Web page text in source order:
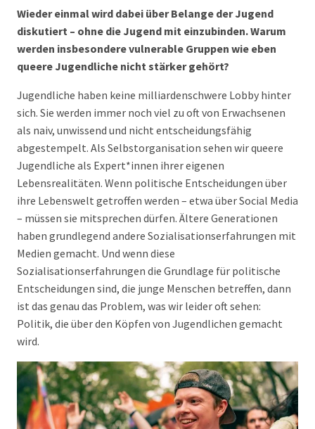
Wieder einmal wird dabei über Belange der Jugend
diskutiert – ohne die Jugend mit einzubinden. Warum
werden insbesondere vulnerable Gruppen wie eben
queere Jugendliche nicht stärker gehört?
Jugendliche haben keine milliardenschwere Lobby hinter
sich. Sie werden immer noch viel zu oft von Erwachsenen
als naiv, unwissend und nicht entscheidungsfähig
abgestempelt. Als Selbstorganisation sehen wir queere
Jugendliche als Expert*innen ihrer eigenen
Lebensrealitäten. Wenn politische Entscheidungen über
ihre Lebenswelt getroffen werden – etwa über Social Media
– müssen sie mitsprechen dürfen. Ältere Generationen
haben grundlegend andere Sozialisationserfahrungen mit
Medien gemacht. Und wenn diese
Sozialisationserfahrungen die Grundlage für politische
Entscheidungen sind, die junge Menschen betreffen, dann
ist das genau das Problem, was wir leider oft sehen:
Politik, die über den Köpfen von Jugendlichen gemacht
wird.